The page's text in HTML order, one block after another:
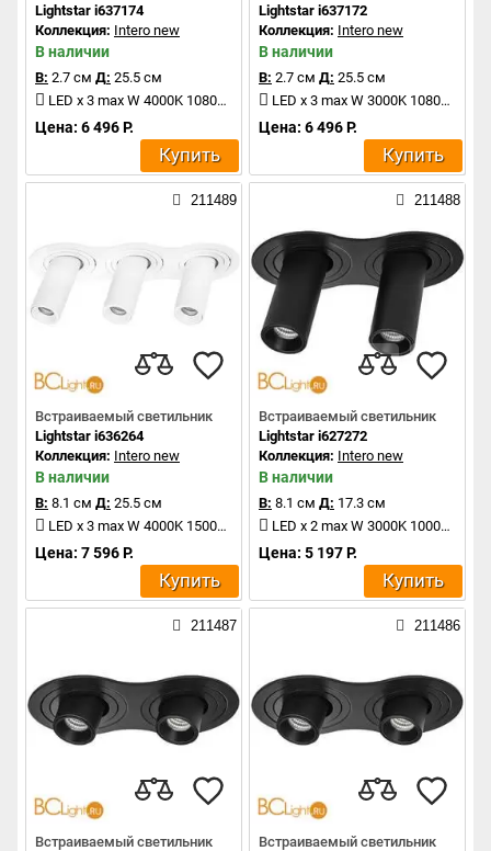
Lightstar i637174
Коллекция: Intero new
В наличии
В: 2.7 см Д: 25.5 см
LED x 3 max W 4000K 1080Lm
Цена: 6 496 Р.
Купить
Lightstar i637172
Коллекция: Intero new
В наличии
В: 2.7 см Д: 25.5 см
LED x 3 max W 3000K 1080Lm
Цена: 6 496 Р.
Купить
211489
Встраиваемый светильник
Lightstar i636264
Коллекция: Intero new
В наличии
В: 8.1 см Д: 25.5 см
LED x 3 max W 4000K 1500Lm
Цена: 7 596 Р.
Купить
211488
Встраиваемый светильник
Lightstar i627272
Коллекция: Intero new
В наличии
В: 8.1 см Д: 17.3 см
LED x 2 max W 3000K 1000Lm
Цена: 5 197 Р.
Купить
211487
Встраиваемый светильник
211486
Встраиваемый светильник